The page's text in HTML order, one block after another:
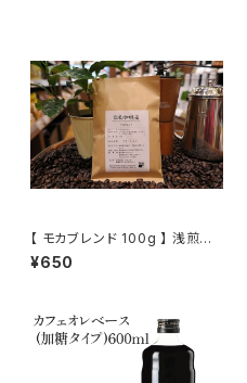
【 モカブレンド 100g 】 浅煎り
エチオピア ブラジル コロンビア
他 フルーティー トミヤコーヒー
¥650